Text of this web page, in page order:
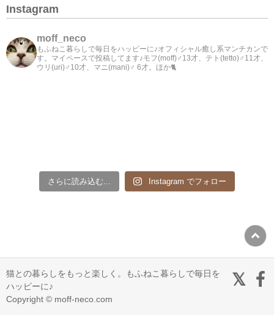
Instagram
moff_neco
もふねこ暮らしで毎日をハッピーに♪オフィシャル癒し系マンチカンで
す。マイペースで投稿してます♪モフ(moff)♂13才、テト(tetto)♂11才、
ウリ(uri)♂10才、マニ(mani)♂ 6才。ほか🐈
さらに読み込む... Instagram でフォロー
猫との暮らしをもっと楽しく。もふねこ暮らしで毎日を
ハッピーに♪
Copyright © moff-neco.com